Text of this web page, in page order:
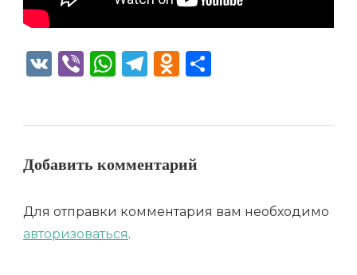
VK ViberWhatsApp
Telegram
Odnoklassniki
Добавить комментарий
Для отправки комментария вам необходимо
авторизоваться.